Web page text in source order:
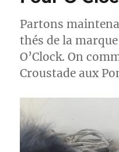
–
Partons
thés de la
O’Clock. On
Croustade aux